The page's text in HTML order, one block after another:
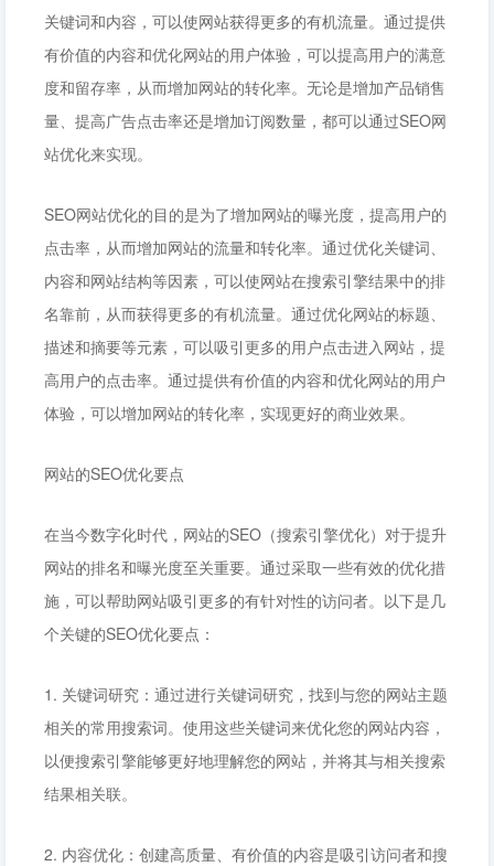
关键词和内容，可以使网站获得更多的有机流量。通过提供
有价值的内容和优化网站的用户体验，可以提高用户的满意
度和留存率，从而增加网站的转化率。无论是增加产品销售
量、提高广告点击率还是增加订阅数量，都可以通过SEO网
站优化来实现。
SEO网站优化的目的是为了增加网站的曝光度，提高用户的
点击率，从而增加网站的流量和转化率。通过优化关键词、
内容和网站结构等因素，可以使网站在搜索引擎结果中的排
名靠前，从而获得更多的有机流量。通过优化网站的标题、
描述和摘要等元素，可以吸引更多的用户点击进入网站，提
高用户的点击率。通过提供有价值的内容和优化网站的用户
体验，可以增加网站的转化率，实现更好的商业效果。
网站的SEO优化要点
在当今数字化时代，网站的SEO（搜索引擎优化）对于提升
网站的排名和曝光度至关重要。通过采取一些有效的优化措
施，可以帮助网站吸引更多的有针对性的访问者。以下是几
个关键的SEO优化要点：
1. 关键词研究：通过进行关键词研究，找到与您的网站主题
相关的常用搜索词。使用这些关键词来优化您的网站内容，
以便搜索引擎能够更好地理解您的网站，并将其与相关搜索
结果相关联。
2. 内容优化：创建高质量、有价值的内容是吸引访问者和搜